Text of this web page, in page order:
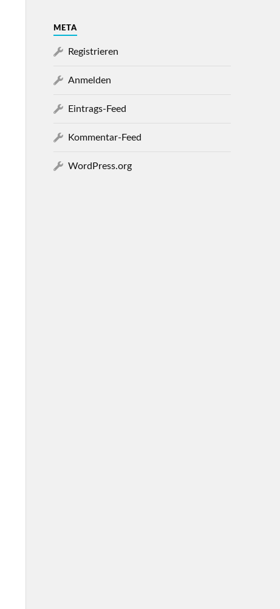
META
Registrieren
Anmelden
Eintrags-Feed
Kommentar-Feed
WordPress.org